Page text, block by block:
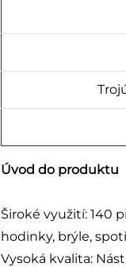
Úvod do produktu
Široké využití: 140
hodinky, brýle,
Vysoká kvalita: